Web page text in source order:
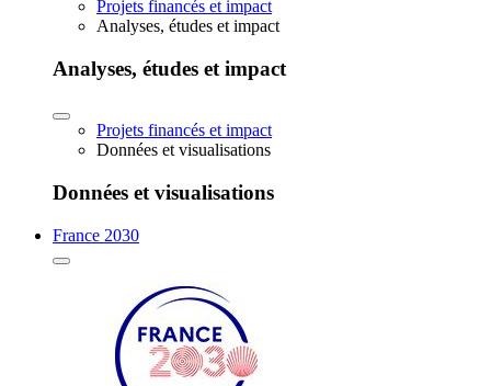
Projets financés et impact
Analyses, études et impact
Analyses, études et impact
Projets financés et impact
Données et visualisations
Données et visualisations
France 2030